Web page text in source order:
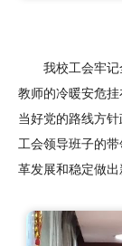
我校工会牢
教师的冷暖安危
当好党的路线方
工会领导班子的
革发展和稳定做出